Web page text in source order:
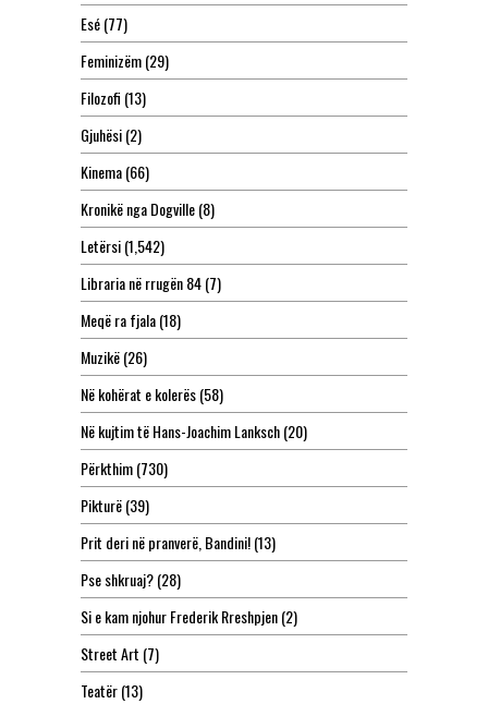
Esé(77)
Feminizëm(29)
Filozofi (13)
Gjuhësi(2)
Kinema(66)
Kronikë nga Dogville(8)
Letërsi(1,542)
Libraria në rrugën 84(7)
Meqë ra fjala(18)
Muzikë(26)
Në kohërat e kolerës(58)
Në kujtim të Hans-Joachim Lanksch(20)
Përkthim(730)
Pikturë(39)
Prit deri në pranverë, Bandini!(13)
Pse shkruaj?(28)
Si e kam njohur Frederik Rreshpjen(2)
Street Art (7)
Teatër(13)